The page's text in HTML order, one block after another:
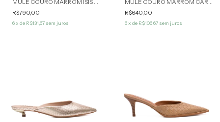
R$790,00
6x de R$131,67 sem juros
R$640,00
6x de R$106,67 sem juros